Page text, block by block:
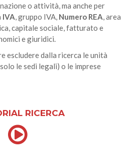
o attività, ma anche per
IVA, gruppo IVA, Numero REA, area
capitale sociale, fatturato e
e giuridici.
escludere dalla ricerca le unità
le sedi legali) o le imprese
RICERCA